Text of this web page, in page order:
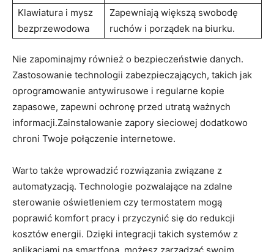
Klawiatura i mysz
bezprzewodowa
Zapewniają większą swobodę
ruchów i porządek‌ na biurku.
Nie zapominajmy również ‍o bezpieczeństwie danych.
Zastosowanie technologii zabezpieczających,‌ takich jak⁤
oprogramowanie antywirusowe i‌ regularne kopie‍
zapasowe, zapewni ochronę przed utratą ważnych
⁣informacji.Zainstalowanie​ zapory ‍sieciowej dodatkowo⁣
chroni Twoje połączenie⁢ internetowe.
Warto także ⁣wprowadzić rozwiązania związane ‌z
⁤automatyzacją. Technologie pozwalające na zdalne⁤
sterowanie ‌oświetleniem​ czy ⁤termostatem mogą
poprawić komfort pracy i​ przyczynić się do redukcji
kosztów energii. ‌Dzięki integracji takich systemów z‍